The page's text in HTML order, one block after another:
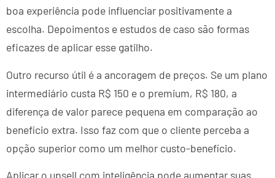
boa experiência pode influenciar positivamente a
escolha. Depoimentos e estudos de caso são formas
eficazes de aplicar esse gatilho.
Outro recurso útil é a ancoragem de preços. Se um plano
intermediário custa R$ 150 e o premium, R$ 180, a
diferença de valor parece pequena em comparação ao
benefício extra. Isso faz com que o cliente perceba a
opção superior como um melhor custo-benefício.
Aplicar o upsell com inteligência pode aumentar suas